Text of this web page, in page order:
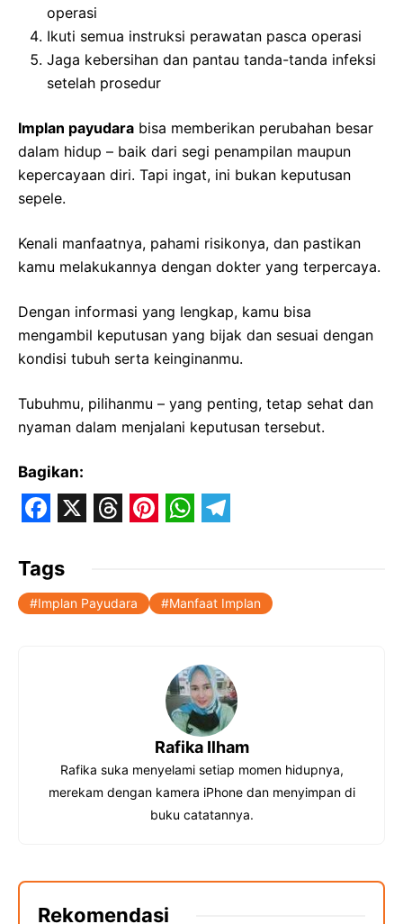
operasi
Ikuti semua instruksi perawatan pasca operasi
Jaga kebersihan dan pantau tanda-tanda infeksi
setelah prosedur
Implan payudara bisa memberikan perubahan besar
dalam hidup – baik dari segi penampilan maupun
kepercayaan diri. Tapi ingat, ini bukan keputusan
sepele.
Kenali manfaatnya, pahami risikonya, dan pastikan
kamu melakukannya dengan dokter yang terpercaya.
Dengan informasi yang lengkap, kamu bisa
mengambil keputusan yang bijak dan sesuai dengan
kondisi tubuh serta keinginanmu.
Tubuhmu, pilihanmu – yang penting, tetap sehat dan
nyaman dalam menjalani keputusan tersebut.
Bagikan:
a
c
e
r
e
n
t
t
a
t
A
p
p
l
e
r
a
m
Tags
Implan Payudara Manfaat Implan
Rafika Ilham
Rafika suka menyelami setiap momen hidupnya,
merekam dengan kamera iPhone dan menyimpan di
buku catatannya.
Rekomendasi